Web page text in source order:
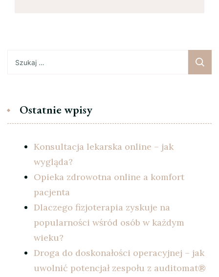
Ostatnie wpisy
Konsultacja lekarska online – jak
wygląda?
Opieka zdrowotna online a komfort
pacjenta
Dlaczego fizjoterapia zyskuje na
popularności wśród osób w każdym
wieku?
Droga do doskonałości operacyjnej – jak
uwolnić potencjał zespołu z auditomat®